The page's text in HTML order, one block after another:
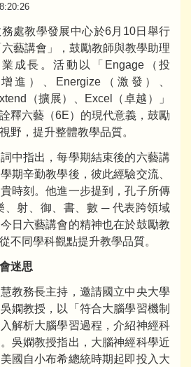
處教學發展中心於6月10日舉行
藝講會」，鼓勵教師與教學助理
成長。活動以「Engage（投
進）、Energize（激發）、
（擴展）、Excel（卓越）」
釋六藝（6E）的現代意義，鼓勵
野，提升整體教學品質。
中指出，每學期結束後的六藝講
期辛勤教學後，彼此經驗交流、
時刻。他進一步提到，孔子所傳
、射、御、書、數 ─ 代表跨領域
日六藝講會的精神也在於鼓勵教
不同學科觀點提升教學品質。
迷思
教務長主持，邀請國立中央大學
嫻教授，以「符合大腦學習機制
解析大腦學習過程，介紹神經科
吳嫻教授指出，大腦神經科學近
國自小布希總統時期起即投入大